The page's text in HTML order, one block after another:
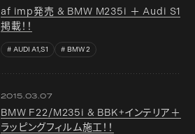
af imp発売 & BMW M235i ＋ Audi S1
掲載！！
AUDI A1,S1 BMW 2
2015.03.07
BMW F22/M235i & BBK+インテリア＋
ラッピングフィルム施工！！